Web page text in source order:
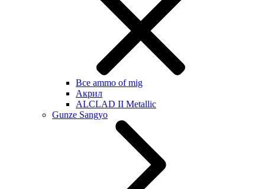
Все ammo of mig
Акрил
ALCLAD II Metallic
Gunze Sangyo